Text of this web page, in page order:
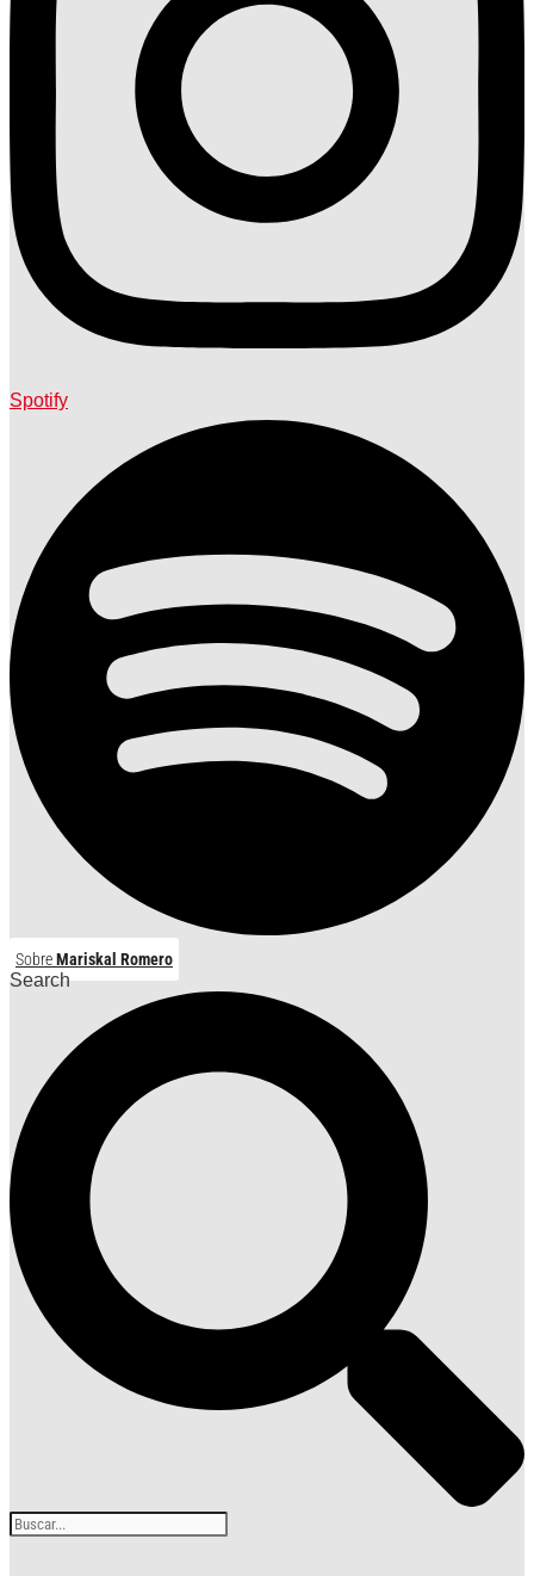
Spotify
SobreMariskal Romero
Search